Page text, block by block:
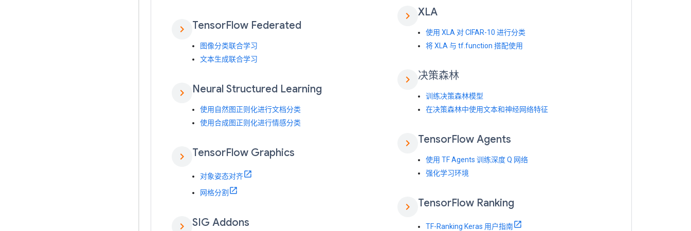
chevron_right TensorFlow Federated
图像分类联合学习
文本生成联合学习
chevron_right Neural Structured Learning
使用自然图正则化进行文档分类
使用合成图正则化进行情感分类
chevron_right TensorFlow Graphics
对象姿态对齐
网格分割
chevron_right SIG Addons
chevron_right XLA
使用 XLA 对 CIFAR-10 进行分类
将 XLA 与 tf.function 搭配使用
chevron_right 决策森林
训练决策森林模型
在决策森林中使用文本和神经网络特征
chevron_right TensorFlow Agents
使用 TF Agents 训练深度 Q 网络
强化学习环境
chevron_right TensorFlow Ranking
TF-Ranking Keras 用户指南